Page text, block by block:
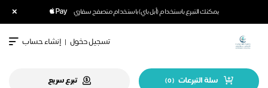
يمكنك التبرع باستخدام (أبل باي) باستخدام متصفح سفاري ×
تسجيل دخول | إنشاء حساب
سلة التبرعات (
0
) تبرع سريع